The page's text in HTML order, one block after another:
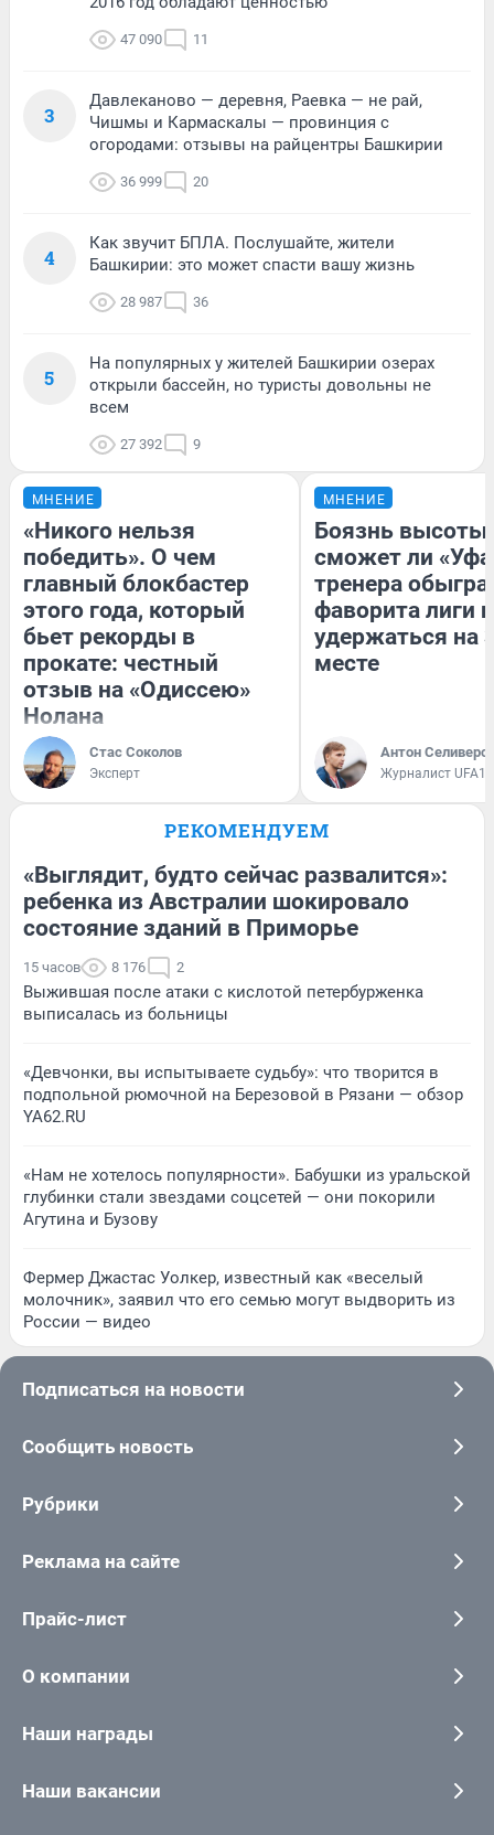
47 090 11
3
Давлеканово — деревня, Раевка — не рай,
Чишмы и Кармаскалы — провинция с
огородами: отзывы на райцентры Башкирии
36 999 20
4
Как звучит БПЛА. Послушайте, жители
Башкирии: это может спасти вашу жизнь
28 987 36
5
На популярных у жителей Башкирии озерах
открыли бассейн, но туристы довольны не
всем
27 392 9
МНЕНИЕ
«Никого нельзя
победить». О чем
главный блокбастер
этого года, который
бьет рекорды в
прокате: честный
отзыв на «Одиссею»
Нолана
Стас Соколов
Эксперт
МНЕНИЕ
Боязнь высоты:
сможет ли
тренера
фаворита лиги и
удержаться на
месте
Антон
Журналист
РЕКОМЕНДУЕМ
«Выглядит, будто сейчас развалится»:
ребенка из Австралии шокировало
состояние зданий в Приморье
15 часов 8 176 2
Выжившая после атаки с кислотой петербурженка
выписалась из больницы
«Девчонки, вы испытываете судьбу»: что творится в
подпольной рюмочной на Березовой в Рязани — обзор
YA62.RU
«Нам не хотелось популярности». Бабушки из уральской
глубинки стали звездами соцсетей — они покорили
Агутина и Бузову
Фермер Джастас Уолкер, известный как «веселый
молочник», заявил что его семью могут выдворить из
России — видео
Подписаться на новости
Сообщить новость
Рубрики
Реклама на сайте
Прайс-лист
О компании
Наши награды
Наши вакансии